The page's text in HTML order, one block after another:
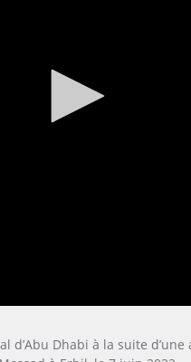
d’Abu Dhabi à la suite